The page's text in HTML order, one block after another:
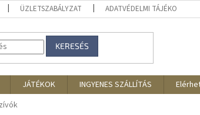
ÜZLETSZABÁLYZAT ADATVÉDELMI TÁJÉKOZTATÓ
KERESÉS
JÁTÉKOK INGYENES SZÁLLÍTÁS